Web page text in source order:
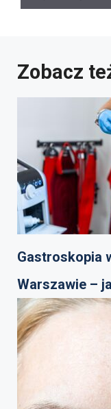
Zobacz
Gastroskopia
Warszawie –